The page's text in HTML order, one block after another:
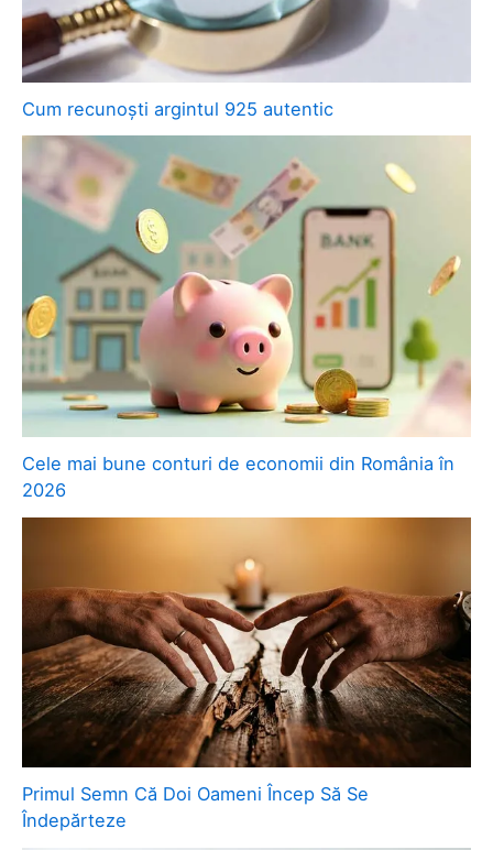
Cum recunoști argintul 925 autentic
Cele mai bune conturi de economii din România în
2026
Primul Semn Că Doi Oameni Încep Să Se
Îndepărteze